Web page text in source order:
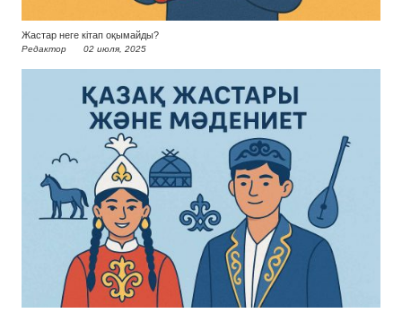
Жастар неге кітап оқымайды?
Редактор 02 июля, 2025